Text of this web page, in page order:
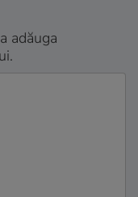
adăuga